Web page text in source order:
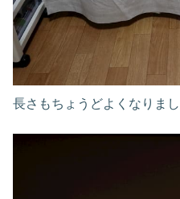
長さもちょうどよくなりまし